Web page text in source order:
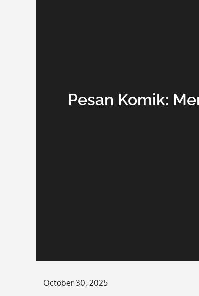
Pesan Komik:
Posted
October 30, 2025